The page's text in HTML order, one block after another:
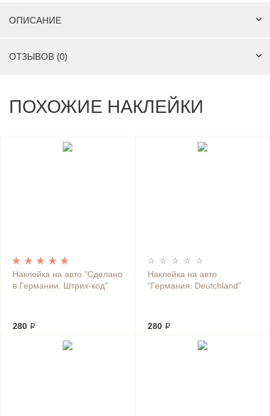
ОПИСАНИЕ
ОТЗЫВОВ (0)
ПОХОЖИЕ НАКЛЕЙКИ
Наклейка на авто "Сделано
в Германии. Штрих-код"
280 ₽
Наклейка на авто
"Германия. Deutchland"
280 ₽